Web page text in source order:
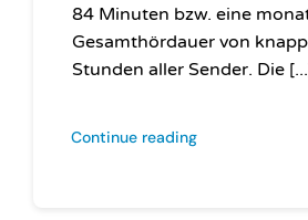
84 Minuten bzw. eine
Gesamthördauer von
Stunden aller Sender. Die
Continue reading